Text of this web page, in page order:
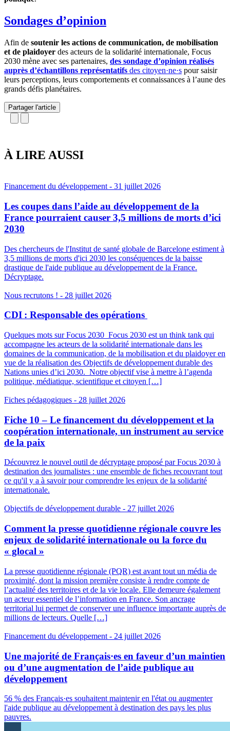
Sondages d’opinion
Afin de soutenir les actions de communication, de mobilisation
et de plaidoyer des acteurs de la solidarité internationale, Focus
2030 mène avec ses partenaires, des sondage d’opinion réalisés
auprès d’échantillons représentatifs des citoyen·ne·s pour saisir
leurs perceptions, leurs comportements et connaissances à l’aune des
grands défis planétaires.
Partager l'article
À LIRE AUSSI
Financement du développement - 31 juillet 2026
Les coupes dans l’aide au développement de la
France pourraient causer 3,5 millions de morts d’ici
2030
Des chercheurs de l'Institut de santé globale de Barcelone estiment à
3,5 millions de morts d'ici 2030 les conséquences de la baisse
drastique de l'aide publique au développement de la France.
Décryptage.
Nous recrutons ! - 28 juillet 2026
CDI : Responsable des opérations
Quelques mots sur Focus 2030 Focus 2030 est un think tank qui
accompagne les acteurs de la solidarité internationale dans les
domaines de la communication, de la mobilisation et du plaidoyer en
vue de la réalisation des Objectifs de développement durable des
Nations unies d’ici 2030. Notre objectif vise à mettre à l’agenda
politique, médiatique, scientifique et citoyen […]
Fiches pédagogiques - 28 juillet 2026
Fiche 10 – Le financement du développement et la
coopération internationale, un instrument au service
de la paix
Découvrez le nouvel outil de décryptage proposé par Focus 2030 à
destination des journalistes : une ensemble de fiches recouvrant tout
ce qu'il y a à savoir pour comprendre les enjeux de la solidarité
internationale.
Objectifs de développement durable - 27 juillet 2026
Comment la presse quotidienne régionale couvre les
enjeux de solidarité internationale ou la force du
« glocal »
La presse quotidienne régionale (PQR) est avant tout un média de
proximité, dont la mission première consiste à rendre compte de
l’actualité des territoires et de la vie locale. Elle demeure également
un acteur essentiel de l’information en France. Son ancrage
territorial lui permet de conserver une influence importante auprès de
millions de lecteurs. Quelle […]
Financement du développement - 24 juillet 2026
Une majorité de Français·es en faveur d’un maintien
ou d’une augmentation de l’aide publique au
développement
56 % des Français·es souhaitent maintenir en l'état ou augmenter
l'aide publique au développement à destination des pays les plus
pauvres.